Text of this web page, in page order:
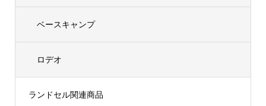
ベースキャンプ
ロデオ
ランドセル関連商品